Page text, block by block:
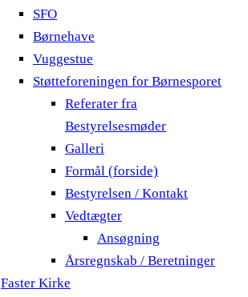
SFO
Børnehave
Vuggestue
Støtteforeningen for Børnesporet
Referater fra
Bestyrelsesmøder
Galleri
Formål (forside)
Bestyrelsen / Kontakt
Vedtægter
Ansøgning
Årsregnskab / Beretninger
Faster Kirke